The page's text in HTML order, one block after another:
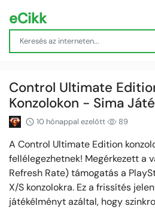
eCikk
Control Ultimate
Konzolokon - Sima
10 hónappal ezelőtt 89
A Control Ultimate Edition
fellélegezhetnek! Megérkezett a
Refresh Rate) támogatás a
X/S konzolokra. Ez a frissítés
játékélményt azáltal, hogy